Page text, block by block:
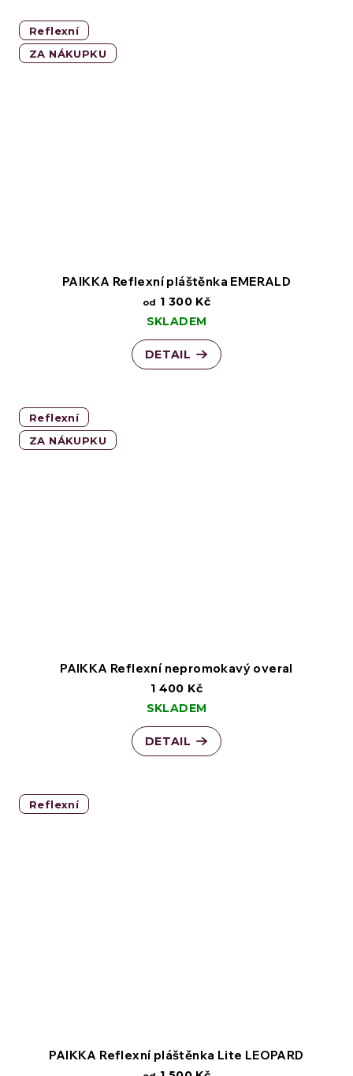
Reflexní
ZA NÁKUPKU
PAIKKA Reflexní pláštěnka EMERALD
od 1 300 Kč
SKLADEM
DETAIL
Reflexní
ZA NÁKUPKU
PAIKKA Reflexní nepromokavý overal
1 400 Kč
SKLADEM
DETAIL
Reflexní
PAIKKA Reflexní pláštěnka Lite LEOPARD